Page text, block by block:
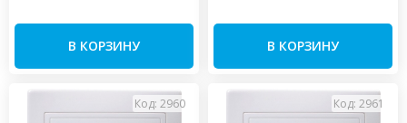
В КОРЗИНУ В КОРЗИНУ
Код: 2960 Код: 2961